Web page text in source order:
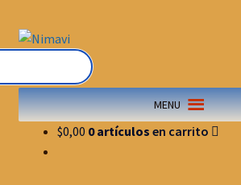
MENU
$0,00 0 artículos